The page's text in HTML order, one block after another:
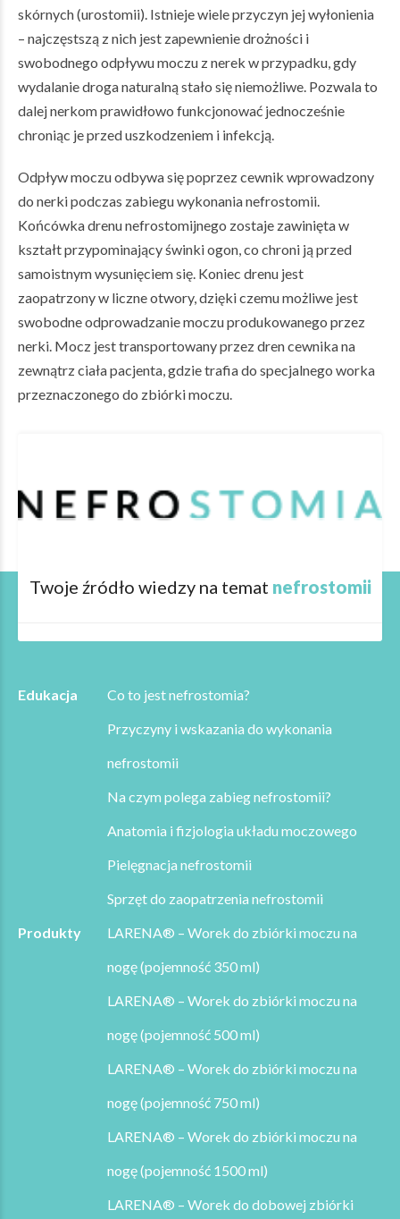
skórnych (urostomii). Istnieje wiele przyczyn jej wyłonienia
– najczęstszą z nich jest zapewnienie drożności i
swobodnego odpływu moczu z nerek w przypadku, gdy
wydalanie droga naturalną stało się niemożliwe. Pozwala to
dalej nerkom prawidłowo funkcjonować jednocześnie
chroniąc je przed uszkodzeniem i infekcją.
Odpływ moczu odbywa się poprzez cewnik wprowadzony
do nerki podczas zabiegu wykonania nefrostomii.
Końcówka drenu nefrostomijnego zostaje zawinięta w
kształt przypominający świnki ogon, co chroni ją przed
samoistnym wysunięciem się. Koniec drenu jest
zaopatrzony w liczne otwory, dzięki czemu możliwe jest
swobodne odprowadzanie moczu produkowanego przez
nerki. Mocz jest transportowany przez dren cewnika na
zewnątrz ciała pacjenta, gdzie trafia do specjalnego worka
przeznaczonego do zbiórki moczu.
Twoje źródło wiedzy na temat nefrostomii
Edukacja
Co to jest nefrostomia?
Przyczyny i wskazania do wykonania
nefrostomii
Na czym polega zabieg nefrostomii?
Anatomia i fizjologia układu moczowego
Pielęgnacja nefrostomii
Sprzęt do zaopatrzenia nefrostomii
Produkty
LARENA® – Worek do zbiórki moczu na
nogę (pojemność 350 ml)
LARENA® – Worek do zbiórki moczu na
nogę (pojemność 500 ml)
LARENA® – Worek do zbiórki moczu na
nogę (pojemność 750 ml)
LARENA® – Worek do zbiórki moczu na
nogę (pojemność 1500 ml)
LARENA® – Worek do dobowej zbiórki